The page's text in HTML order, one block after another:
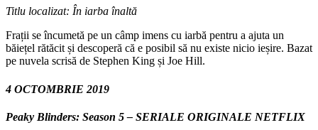
Titlu localizat: În iarba înaltă
Frații se încumetă pe un câmp imens cu iarbă pentru a ajuta un
băiețel rătăcit și descoperă că e posibil să nu existe nicio ieșire. Bazat
pe nuvela scrisă de Stephen King și Joe Hill.
4 OCTOMBRIE 2019
Peaky Blinders: Season 5 – SERIALE ORIGINALE NETFLIX